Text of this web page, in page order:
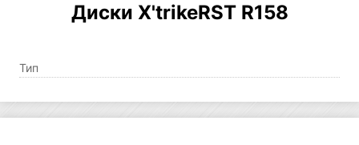
Диски X'trikeRST R158
Тип